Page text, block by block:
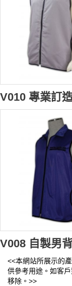
<<本網站所展示的
供參考用途。如客
移除。>>